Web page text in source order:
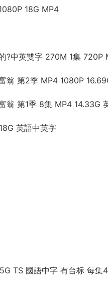
18G MP4
?中英雙字 270M 1集 720P
翁 第2季 MP4 1080P
翁 第1季 8集 MP4 14.33G
英語中英字
TS 國語中字 有台标 每集